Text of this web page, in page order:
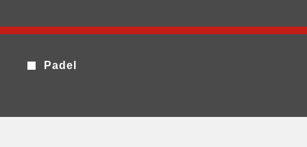
Padel